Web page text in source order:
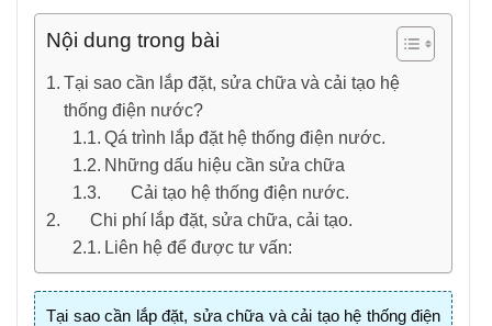
Nội dung trong bài
Tại sao cần lắp đặt, sửa chữa và cải tạo hệ
thống điện nước?
Qá trình lắp đặt hệ thống điện nước.
Những dấu hiệu cần sửa chữa
Cải tạo hệ thống điện nước.
Chi phí lắp đặt, sửa chữa, cải tạo.
Liên hệ để được tư vấn:
Tại sao cần lắp đặt, sửa chữa và cải tạo hệ thống điện